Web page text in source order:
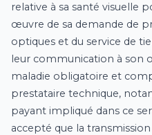
relative à sa santé visuelle
œuvre de sa demande de
optiques et du service de
leur communication à son
maladie obligatoire et
prestataire technique,
payant impliqué dans ce
accepté que la